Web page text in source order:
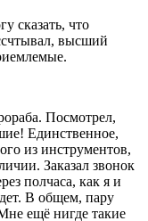
сказать, что
высший
Посмотрел,
Единственное,
из инструментов,
Заказал звонок
полчаса, как я и
В общем, пару
ещё нигде такие